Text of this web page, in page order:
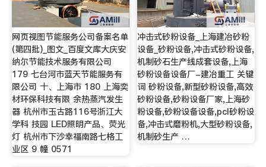
网页视图节能服务公司备案名单
(第四批)_图文_百度文库大庆安
纳尔节能技术服务有限公司
179 七台河市蓝天节能服务有
限公司 十、上海市 180 上海奕
材环保科技有限 余热蒸汽发生
器 杭州市玉古路116号浙江大
学科 技园 LED照明产品、荧光
灯 杭州市下沙幸福南路七格工
业区 9 幢 0571
冲击式砂粉设备_上海建冶砂粉
设备_砂粉设备,冲击式砂粉设备,
机制砂石生产线成套设备,上海
砂粉设备设备厂-建冶重工 关键
词 砂粉设备,新型砂粉设备,高效
砂粉设备,砂粉设备厂家,上海砂
粉设备,砂粉设备设备,pcl砂粉设
备,冲击式磨粉机,大型砂粉设备,
机制砂生产 …